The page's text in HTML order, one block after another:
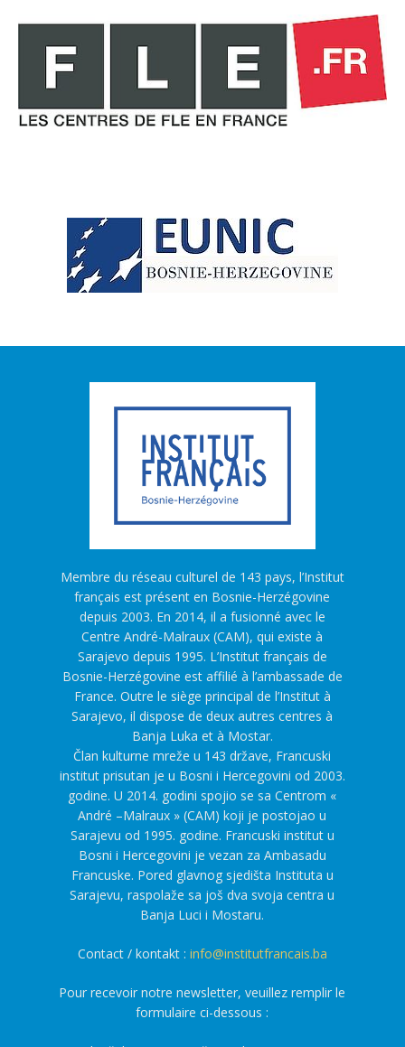
Membre du réseau culturel de 143 pays, l’Institut
français est présent en Bosnie-Herzégovine
depuis 2003. En 2014, il a fusionné avec le
Centre André-Malraux (CAM), qui existe à
Sarajevo depuis 1995. L’Institut français de
Bosnie-Herzégovine est affilié à l’ambassade de
France. Outre le siège principal de l’Institut à
Sarajevo, il dispose de deux autres centres à
Banja Luka et à Mostar.
Član kulturne mreže u 143 države, Francuski
institut prisutan je u Bosni i Hercegovini od 2003.
godine. U 2014. godini spojio se sa Centrom «
André –Malraux » (CAM) koji je postojao u
Sarajevu od 1995. godine. Francuski institut u
Bosni i Hercegovini je vezan za Ambasadu
Francuske. Pored glavnog sjedišta Instituta u
Sarajevu, raspolaže sa još dva svoja centra u
Banja Luci i Mostaru.
Contact / kontakt : info@institutfrancais.ba
Pour recevoir notre newsletter, veuillez remplir le
formulaire ci-dessous :